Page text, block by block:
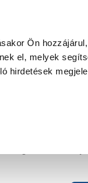
Ön
el, melyek
hirdetések